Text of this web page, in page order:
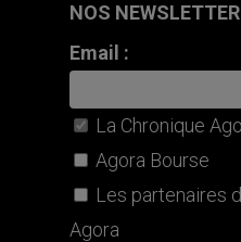
NOS
Email :
La Chronique
Agora Bourse
Les partenaires
Agora